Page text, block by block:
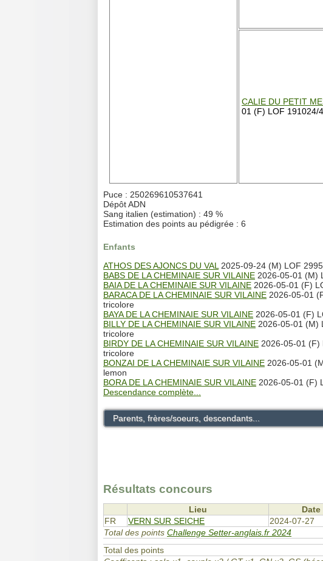
CALIE DU PETIT
01 (F) LOF 191024/
Puce : 250269610537641
Dépôt ADN
Sang italien (estimation) : 49 %
Estimation des points au pédigrée : 6
Enfants
ATHOS DES AJONCS DU VAL 2025-09-24 (M) LOF
BABS DE LA CHEMINAIE SUR VILAINE 2026-05-01 (M)
BAIA DE LA CHEMINAIE SUR VILAINE 2026-05-01 (F)
BARACA DE LA CHEMINAIE SUR VILAINE 2026-05-01
tricolore
BAYA DE LA CHEMINAIE SUR VILAINE 2026-05-01 (F)
BILLY DE LA CHEMINAIE SUR VILAINE 2026-05-01 (M)
tricolore
BIRDY DE LA CHEMINAIE SUR VILAINE 2026-05-01 (F)
tricolore
BONZAI DE LA CHEMINAIE SUR VILAINE 2026-05-01
lemon
BORA DE LA CHEMINAIE SUR VILAINE 2026-05-01 (F)
Descendance complète...
Parents, frères/soeurs, descendants...
Résultats concours
Lieu Date
FR
VERN SUR SEICHE 2024-07-27
Total des points Challenge Setter-anglais.fr 2024
Total des points